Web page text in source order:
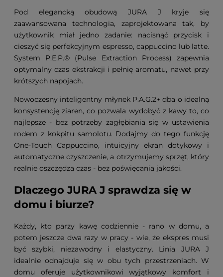
Pod elegancką obudową JURA J kryje się
zaawansowana technologia, zaprojektowana tak, by
użytkownik miał jedno zadanie: nacisnąć przycisk i
cieszyć się perfekcyjnym espresso, cappuccino lub latte.
System P.E.P.® (Pulse Extraction Process) zapewnia
optymalny czas ekstrakcji i pełnię aromatu, nawet przy
krótszych napojach.
Nowoczesny inteligentny młynek P.A.G.2+ dba o idealną
konsystencję ziaren, co pozwala wydobyć z kawy to, co
najlepsze - bez potrzeby zagłębiania się w ustawienia
rodem z kokpitu samolotu. Dodajmy do tego funkcję
One-Touch Cappuccino, intuicyjny ekran dotykowy i
automatyczne czyszczenie, a otrzymujemy sprzęt, który
realnie oszczędza czas - bez poświęcania jakości.
Dlaczego JURA J sprawdza się w
domu i biurze?
Każdy, kto parzy kawę codziennie - rano w domu, a
potem jeszcze dwa razy w pracy - wie, że ekspres musi
być szybki, niezawodny i elastyczny. Linia JURA J
idealnie odnajduje się w obu tych przestrzeniach. W
domu oferuje użytkownikowi wyjątkowy komfort i